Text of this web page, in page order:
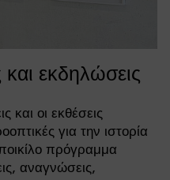
και εκδηλώσεις
και οι εκθέσεις
για την ιστορία
πρόγραμμα
αναγνώσεις,